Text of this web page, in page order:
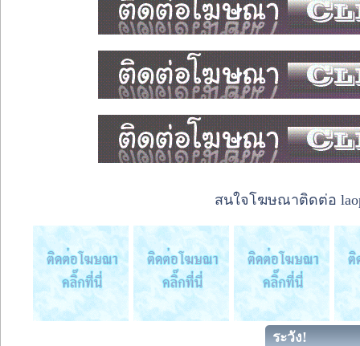
สนใจโฆษณาติดต่อ
ระวัง!